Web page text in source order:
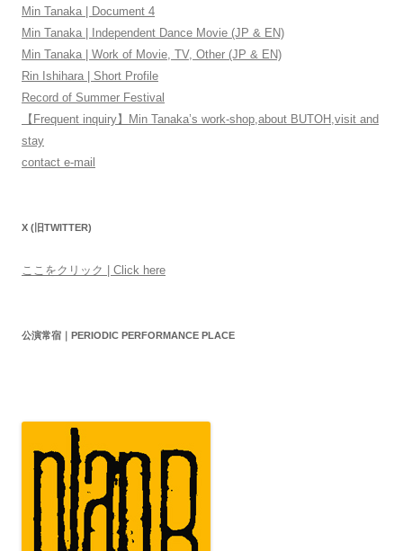
Min Tanaka | Document 4
Min Tanaka | Independent Dance Movie (JP & EN)
Min Tanaka | Work of Movie, TV, Other (JP & EN)
Rin Ishihara | Short Profile
Record of Summer Festival
【Frequent inquiry】Min Tanaka’s work-shop,about BUTOH,visit and
stay
contact e-mail
X (旧TWITTER)
ここをクリック | Click here
公演常宿｜PERIODIC PERFORMANCE PLACE